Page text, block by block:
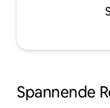
Spannende